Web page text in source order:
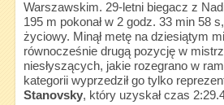
Warszawskim. 29-letni biegacz z
195 m pokonał w 2 godz. 33 min 58
życiowy. Minął metę na dziesiątym
równocześnie drugą pozycję w
niesłyszących, jakie rozegrano w
kategorii wyprzedził go tylko
Stanovsky, który uzyskał czas